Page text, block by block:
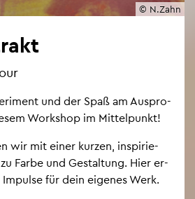
© N.​Zahn
und der Spaß am Aus­pro­
Work­shop im Mit­tel­punkt!
wir mit einer kur­zen, in­spi­rie­
Farbe und Ge­stal­tung. Hier er­
für dein ei­ge­nes Werk.